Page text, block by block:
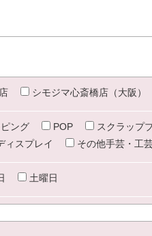
シモジマ心斎橋店（大阪）
ング POP
スクラップ
ィスプレイ その他手芸・工
土曜日